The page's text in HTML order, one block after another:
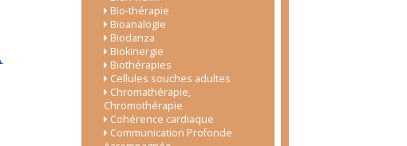
Bio-thérapie
Bioanalogie
Biodanza
Biokinergie
Biothérapies
Cellules souches adultes
Chromathérapie,
Chromothérapie
Cohérence cardiaque
Communication Profonde